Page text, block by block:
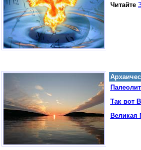
Читайте
Так вот
Великая